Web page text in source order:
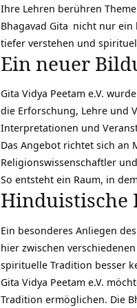
Ihre Lehren berühren
Bhagavad Gita nicht nur ein
tiefer verstehen und
Ein neuer
Gita Vidya Peetam e.V.
die Erforschung, Lehre und
Interpretationen und
Das Angebot richtet sich an
Religionswissenschaftler
So entsteht ein Raum, in
Hinduistische
Ein besonderes Anliegen
hier zwischen
spirituelle Tradition besser
Gita Vidya Peetam e.V.
Tradition ermöglichen. Die